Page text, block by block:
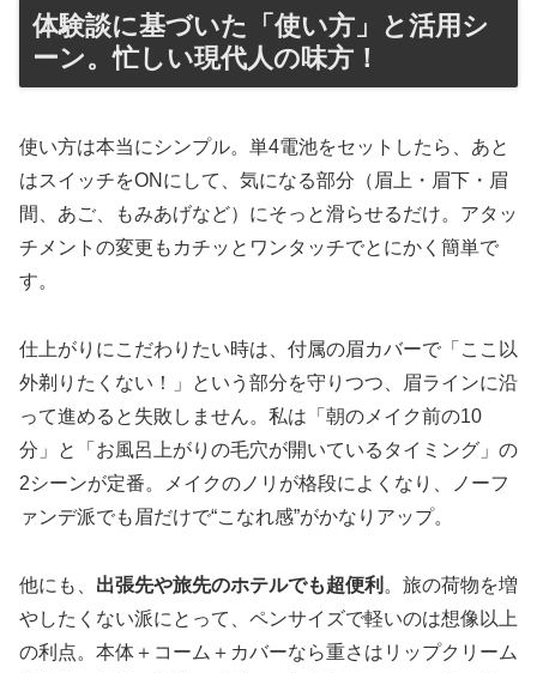
体験談に基づいた「使い方」と活用シ
ーン。忙しい現代人の味方！
使い方は本当にシンプル。単4電池をセットしたら、あと
はスイッチをONにして、気になる部分（眉上・眉下・眉
間、あご、もみあげなど）にそっと滑らせるだけ。アタッ
チメントの変更もカチッとワンタッチでとにかく簡単で
す。
仕上がりにこだわりたい時は、付属の眉カバーで「ここ以
外剃りたくない！」という部分を守りつつ、眉ラインに沿
って進めると失敗しません。私は「朝のメイク前の10
分」と「お風呂上がりの毛穴が開いているタイミング」の
2シーンが定番。メイクのノリが格段によくなり、ノーフ
ァンデ派でも眉だけで“こなれ感”がかなりアップ。
他にも、 出張先や旅先のホテルでも超便利 。旅の荷物を増
やしたくない派にとって、ペンサイズで軽いのは想像以上
の利点。本体＋コーム＋カバーなら重さはリップクリーム